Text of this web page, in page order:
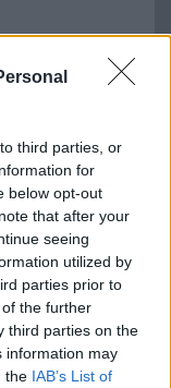
third parties, or
for
below opt-out
that after your
seeing
utilized by
parties prior to
the further
third parties on the
information may
the IAB’s List of
focus
kész.:)